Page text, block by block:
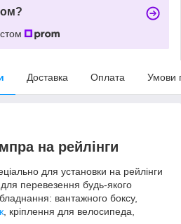
Доставка Оплата Умови
на рейлінги
для установки на рейлінги
перевезення будь-якого
вантажного боксу,
, кріплення для велосипеда,